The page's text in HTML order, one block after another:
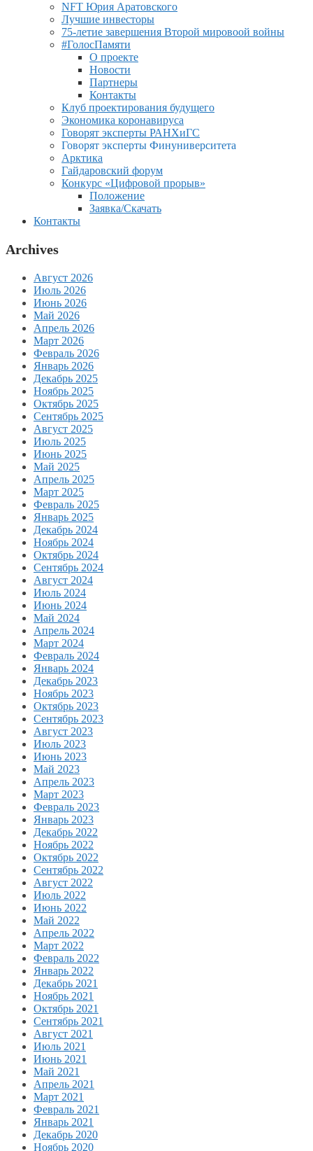
NFT Юрия Аратовского
Лучшие инвесторы
75-летие завершения Второй мировоой войны
#ГолосПамяти
О проекте
Новости
Партнеры
Контакты
Клуб проектирования будущего
Экономика коронавируса
Говорят эксперты РАНХиГС
Говорят эксперты Финуниверситета
Арктика
Гайдаровский форум
Конкурс «Цифровой прорыв»
Положение
Заявка/Скачать
Контакты
Archives
Август 2026
Июль 2026
Июнь 2026
Май 2026
Апрель 2026
Март 2026
Февраль 2026
Январь 2026
Декабрь 2025
Ноябрь 2025
Октябрь 2025
Сентябрь 2025
Август 2025
Июль 2025
Июнь 2025
Май 2025
Апрель 2025
Март 2025
Февраль 2025
Январь 2025
Декабрь 2024
Ноябрь 2024
Октябрь 2024
Сентябрь 2024
Август 2024
Июль 2024
Июнь 2024
Май 2024
Апрель 2024
Март 2024
Февраль 2024
Январь 2024
Декабрь 2023
Ноябрь 2023
Октябрь 2023
Сентябрь 2023
Август 2023
Июль 2023
Июнь 2023
Май 2023
Апрель 2023
Март 2023
Февраль 2023
Январь 2023
Декабрь 2022
Ноябрь 2022
Октябрь 2022
Сентябрь 2022
Август 2022
Июль 2022
Июнь 2022
Май 2022
Апрель 2022
Март 2022
Февраль 2022
Январь 2022
Декабрь 2021
Ноябрь 2021
Октябрь 2021
Сентябрь 2021
Август 2021
Июль 2021
Июнь 2021
Май 2021
Апрель 2021
Март 2021
Февраль 2021
Январь 2021
Декабрь 2020
Ноябрь 2020